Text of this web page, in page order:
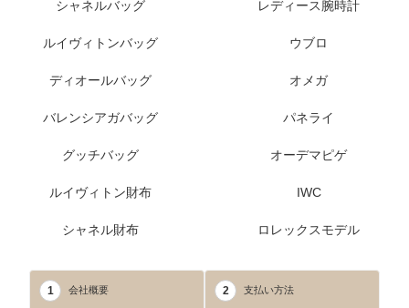
シャネルバッグ
ルイヴィトンバッグ
ディオールバッグ
バレンシアガバッグ
グッチバッグ
ルイヴィトン財布
シャネル財布
レディース腕時計
ウブロ
オメガ
パネライ
オーデマピゲ
IWC
ロレックスモデル
1 会社概要 2 支払い方法